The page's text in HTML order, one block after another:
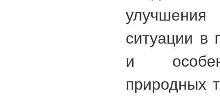
ситуации в
и
природных